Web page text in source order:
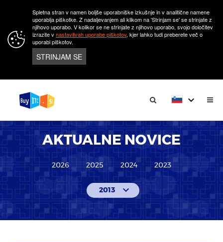
Spletna stran v namen boljše uporabniške izkušnje in v analitične namene
uporablja piškotke. Z nadaljevanjem ali klikom na 'Strinjam se' se strinjate z
njihovo uporabo. V kolikor se ne strinjate z njihovo uporabo, svojo določitev
izrazite vnastavitvah uporabe piškotov, kjer lahko tudi preberete več o
uporabi piškotov.
STRINJAM SE
keyboard_arrow_down
AKTUALNE NOVICE
2026 2025 2024 2023
2013 keyboard_arrow_down